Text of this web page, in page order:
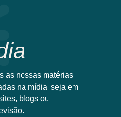
as nossas matérias
na mídia, seja em
blogs ou